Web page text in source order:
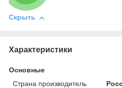
Скрыть
Характеристики
Основные
Страна производитель